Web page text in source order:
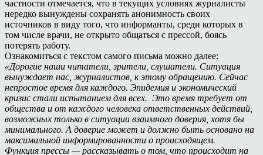
частности отмечается, что в текущих условиях журналисты
нередко вынуждены сохранять анонимность своих
источников в виду того, что информанты, среди которых в
том числе врачи, не открыто общаться с прессой, боясь
потерять работу.
Ознакомиться с текстом самого письма можно далее:
«Дорогие наши читатели, зрители, слушатели. Ситуация
вынуждает нас, журналистов, к этому обращению. Сейчас
непростое время для каждого. Эпидемия и экономический
кризис стали испытанием для всех. Это время требует от
общества и от каждого человека ответственных действий,
возможных только в ситуации взаимного доверия, хотя бы
минимального. А доверие может и должно быть основано на
максимальной информированности о происходящем.
Функция прессы — рассказывать о том, что происходит на